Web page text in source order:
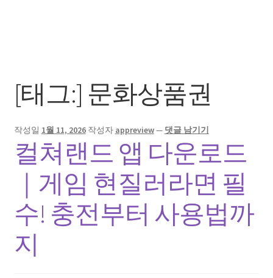
[태그:] 문화상품권
작성일 1월 11, 2026 작성자 appreview— 댓글 남기기
컬쳐랜드 앱 다운로드
｜게임 현질러라면 필
수! 충전부터 사용법까
지